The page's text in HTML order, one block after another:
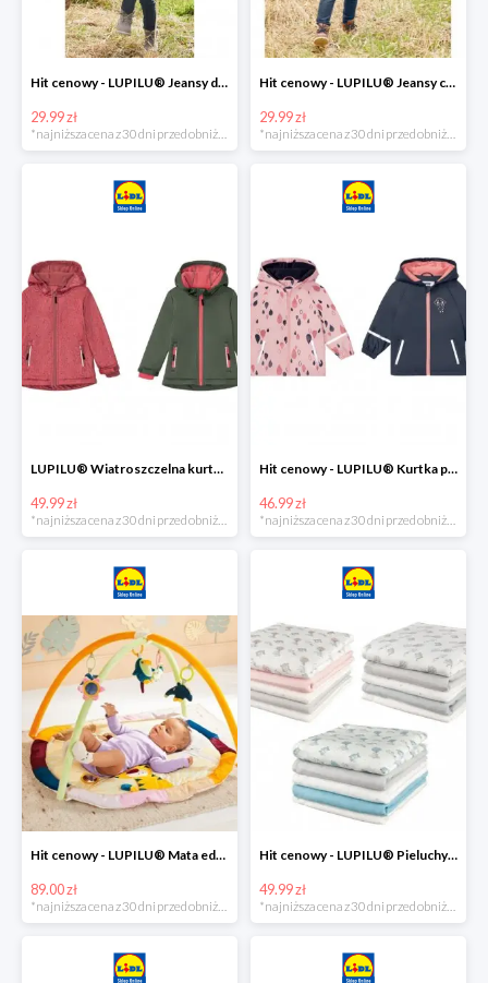
Hit cenowy - LUPILU® Jeansy dziewczęce slim fit
29.99 zł
Hit cenowy - LUPILU® Jeansy chłopięce slim fit
29.99 zł
LUPILU® Wiatroszczelna kurtka dziecięca softshell, 1 sztuka
49.99 zł
Hit cenowy - LUPILU® Kurtka przeciwdeszczowa dziewczęca, 1 sztuka
46.99 zł
Hit cenowy - LUPILU® Mata edukacyjna dla niemowląt, 1 sztuka
89.00 zł
*najniższa cena z 30 dni przed obniżką
Hit cenowy - LUPILU® Pieluchy tetrowe 80x80 cm, z biobawełny, 5 sztuk
49.99 zł
*najniższa cena z 30 dni przed obniżką